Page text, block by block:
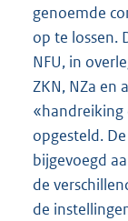
genoemde
op te lossen.
NFU, in
ZKN, NZa en
opgesteld.
bijgevoegd
de
de